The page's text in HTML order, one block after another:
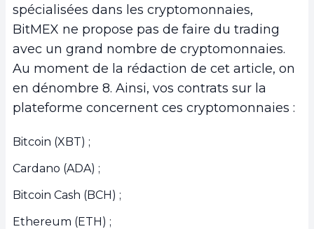
spécialisées dans les cryptomonnaies,
BitMEX ne propose pas de faire du trading
avec un grand nombre de cryptomonnaies.
Au moment de la rédaction de cet article, on
en dénombre 8. Ainsi, vos contrats sur la
plateforme concernent ces cryptomonnaies :
Bitcoin (XBT) ;
Cardano (ADA) ;
Bitcoin Cash (BCH) ;
Ethereum (ETH) ;